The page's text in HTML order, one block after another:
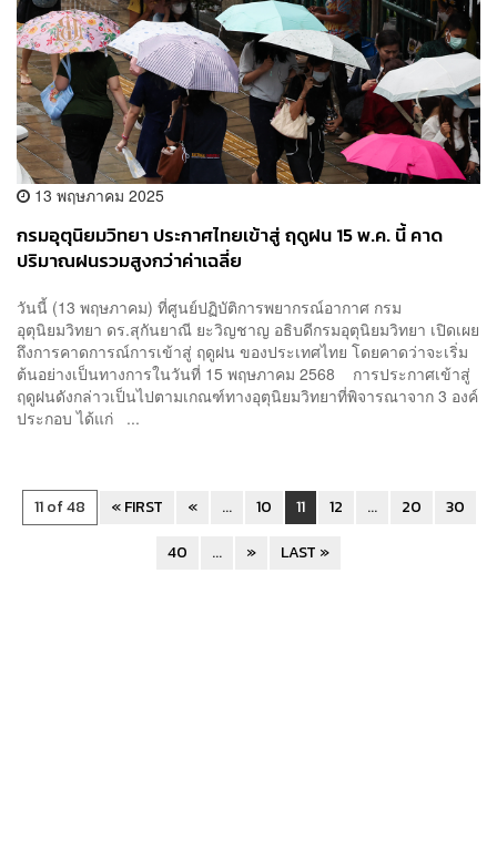
13 พฤษภาคม 2025
กรมอุตุนิยมวิทยา ประกาศไทยเข้าสู่ ฤดูฝน 15 พ.ค. นี้ คาด
ปริมาณฝนรวมสูงกว่าค่าเฉลี่ย
วันนี้ (13 พฤษภาคม) ที่ศูนย์ปฏิบัติการพยากรณ์อากาศ กรม
อุตุนิยมวิทยา ดร.สุกันยาณี ยะวิญชาญ อธิบดีกรมอุตุนิยมวิทยา เปิดเผย
ถึงการคาดการณ์การเข้าสู่ ฤดูฝน ของประเทศไทย โดยคาดว่าจะเริ่ม
ต้นอย่างเป็นทางการในวันที่ 15 พฤษภาคม 2568 การประกาศเข้าสู่
ฤดูฝนดังกล่าวเป็นไปตามเกณฑ์ทางอุตุนิยมวิทยาที่พิจารณาจาก 3 องค์
ประกอบ ได้แก่ ...
11 of 48 « FIRST « ... 10 11 12 ... 20
30
40
... » LAST »